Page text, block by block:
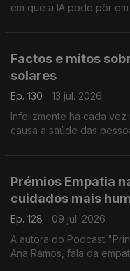
em que a IA pode pôr
Factos e mitos
solares
Ep. 130
13 jul. 2026
Infelizmente há cada
causa a saúde das
Prémios Empatia
cuidados mais
Ep. 128
09 jul. 2026
A autora do Podcast
Ana Ramos, fala da